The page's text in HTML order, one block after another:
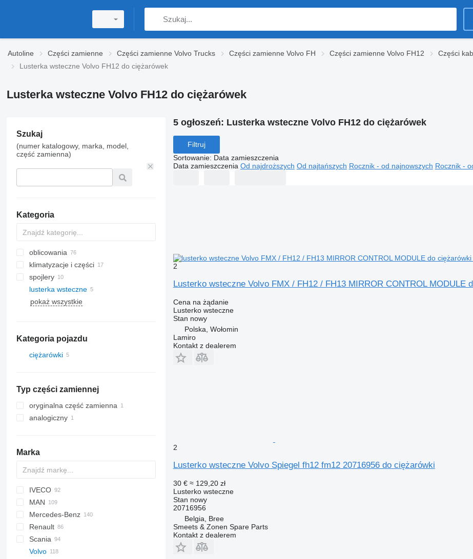
Autoline Części zamienne Części zamienne Volvo Trucks Części zamienne Volvo FH Części zamienne Volvo FH12 Części
Lusterka wsteczne Volvo FH12 do ciężarówek
Lusterka wsteczne Volvo FH12 do ciężarówek
Szukaj
(numer katalogowy, marka, model,
część zamienna)
Kategoria
oblicowania
klimatyzacje i części
chłodnice klimatyzacji
przewody klimatyzacji
sprężarki klimatyzacji
spojlery
boczne szyby
lusterka wsteczne
pokaż wszystkie
Kategoria pojazdu
ciężarówki
Typ części zamiennej
oryginalna część zamienna
analogiczny
Marka
A-series
C-series
Jumper
CF
LF
XF
Ducato
2000
Cargo
Focus
Transit
IVECO
Daily
EuroCargo
Eurotech
Stralis
Carnival
MAN
F90
L2000
Lion's series
TGA
Mercedes-Benz
A-Class
Actros
Atego
Canter
Atleon
Cabstar
208
Partner
Renault
Kangoo
Magnum
Scania
K-series
Rexton
Golf
Volvo
5 ogłoszeń: Lusterka wsteczne Volvo FH12 do ciężarówek
Filtruj
Sortowanie: Data zamieszczenia
Data zamieszczenia Od najdroższych Od najtańszych Rocznik - od najnowszych Rocznik -
2
Lusterko wsteczne Volvo FMX / FH12 / FH13 MIRROR CONTROL MODULE
Cena na żądanie
Lusterko wsteczne
Stan nowy
Polska, Wołomin
Lamiro
Kontakt z dealerem
2
Lusterko wsteczne Volvo Spiegel fh12 fm12 20716956 do ciężarówki
30 € ≈ 129,20 zł
Lusterko wsteczne
Stan nowy
20716956
Belgia, Bree
Smeets & Zonen Spare Parts
Kontakt z dealerem